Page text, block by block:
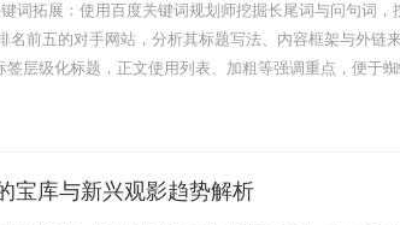
词拓展：使用百度关键词规划师挖掘长尾词与问句词，
名前五的对手网站，分析其标题写法、内容框架与外链
层级化标题，正文使用列表、加粗等强调重点，便于
宝库与新兴观影趋势解析